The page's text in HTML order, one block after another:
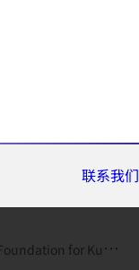
联系我们
and Virtual Machines...